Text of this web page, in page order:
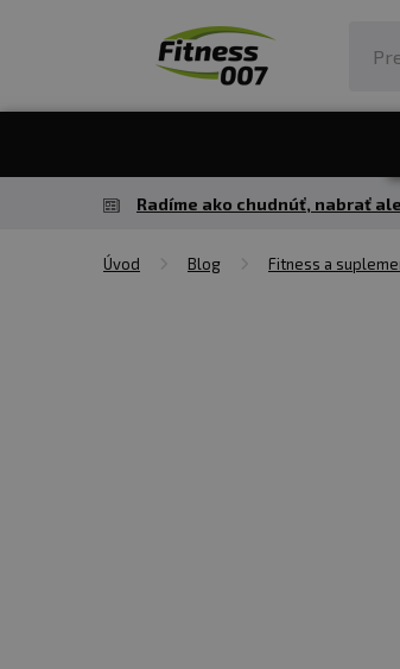
Radíme ako chudnúť, nabrať
Úvod Blog Fitness a